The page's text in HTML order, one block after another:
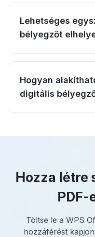
Lehetséges
bélyegzőt
Hogyan
digitális
Hozza létre
PDF-
Töltse le a WPS
hozzáférést